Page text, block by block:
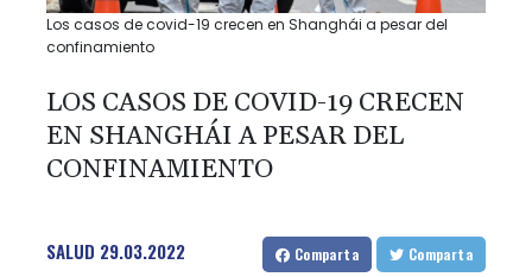
Los casos de covid-19 crecen en Shanghái a pesar del
confinamiento
LOS CASOS DE COVID-19 CRECEN
EN SHANGHÁI A PESAR DEL
CONFINAMIENTO
SALUD 29.03.2022 Comparta Comparta